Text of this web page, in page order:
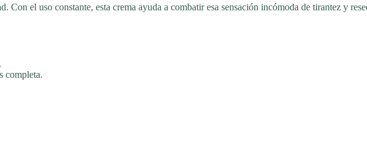
Con el uso constante, esta crema ayuda a combatir esa sensación incómoda de tirantez y
completa.